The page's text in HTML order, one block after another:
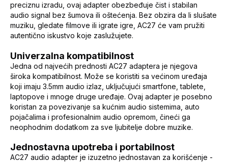
preciznu izradu, ovaj adapter obezbeđuje čist i stabilan
audio signal bez šumova ili oštećenja. Bez obzira da li slušate
muziku, gledate filmove ili igrate igre, AC27 će vam pružiti
autentično iskustvo koje zaslužujete.
Univerzalna kompatibilnost
Jedna od najvećih prednosti AC27 adaptera je njegova
široka kompatibilnost. Može se koristiti sa većinom uređaja
koji imaju 3.5mm audio izlaz, uključujući smartfone, tablete,
laptopove i mnoge druge uređaje. Ovaj adapter je posebno
koristan za povezivanje sa kućnim audio sistemima, auto
pojačalima i profesionalnim audio opremom, čineći ga
neophodnim dodatkom za sve ljubitelje dobre muzike.
Jednostavna upotreba i portabilnost
AC27 audio adapter je izuzetno jednostavan za korišćenje -